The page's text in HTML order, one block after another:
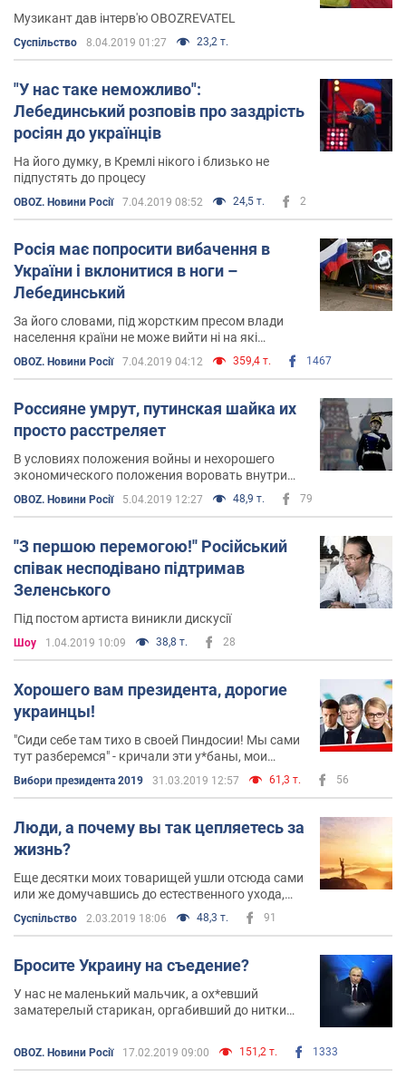
Музикант дав інтерв'ю OBOZREVATEL
Суспільство 8.04.2019 01:27 23,2 т.
"У нас таке неможливо":
Лебединський розповів про заздрість
росіян до українців
На його думку, в Кремлі нікого і близько не
підпустять до процесу
OBOZ. Новини Росії 7.04.2019 08:52 24,5 т. 2
Росія має попросити вибачення в
України і вклонитися в ноги –
Лебединський
За його словами, під жорстким пресом влади
населення країни не може вийти ні на які
OBOZ. Новини Росії 7.04.2019 04:12 359,4 т. 1467
Россияне умрут, путинская шайка их
просто расстреляет
В условиях положения войны и нехорошего
экономического положения воровать внутри
своей страны могут только подонки
OBOZ. Новини Росії 5.04.2019 12:27 48,9 т. 79
''З першою перемогою!'' Російський
співак несподівано підтримав
Зеленського
Під постом артиста виникли дискусії
Шоу 1.04.2019 10:09 38,8 т. 28
Хорошего вам президента, дорогие
украинцы!
"Сиди себе там тихо в своей Пиндосии! Мы сами
тут разберемся" - кричали эти у*баны, мои
бывшие соотечественники. И разобрались, хули,
молодцы - опять выбрали скотину путина
Вибори президента 2019 31.03.2019 12:57 61,3 т. 56
Люди, а почему вы так цепляетесь за
жизнь?
Еще десятки моих товарищей ушли отсюда сами
или же домучавшись до естественного ухода,
так и не познав сочувственности и
сопонимания, так и не ощутив себя частью этой
Суспільство 2.03.2019 18:06 48,3 т. 91
Бросите Украину на съедение?
У нас не маленький мальчик, а ох*евший
заматерелый старикан, оргабивший до нитки
соседские страны и грозящий остальному миру
войной
OBOZ. Новини Росії 17.02.2019 09:00 151,2 т. 1333